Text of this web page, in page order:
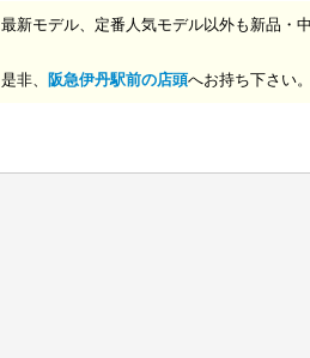
最新モデル、定番人気モデル以外も新品・
是非、 阪急伊丹駅前の店頭へお持ち下さい。